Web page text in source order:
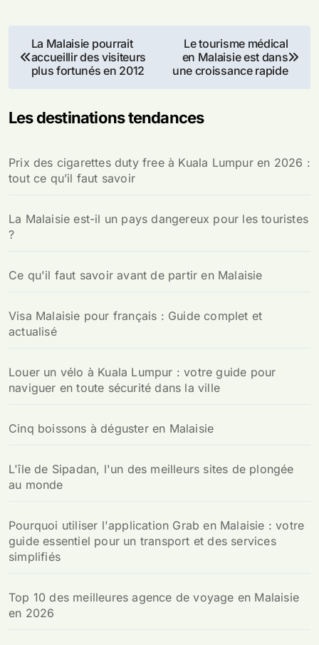
Navigation
de
La Malaisie pourrait
accueillir des visiteurs
plus fortunés en 2012
Le tourisme médical
en Malaisie est dans
une croissance rapide
Les destinations tendances
Prix des cigarettes duty free à Kuala Lumpur en 2026 :
tout ce qu’il faut savoir
La Malaisie est-il un pays dangereux pour les touristes
?
Ce qu'il faut savoir avant de partir en Malaisie
Visa Malaisie pour français : Guide complet et
actualisé
Louer un vélo à Kuala Lumpur : votre guide pour
naviguer en toute sécurité dans la ville
Cinq boissons à déguster en Malaisie
L'île de Sipadan, l'un des meilleurs sites de plongée
au monde
Pourquoi utiliser l'application Grab en Malaisie : votre
guide essentiel pour un transport et des services
simplifiés
Top 10 des meilleures agence de voyage en Malaisie
en 2026